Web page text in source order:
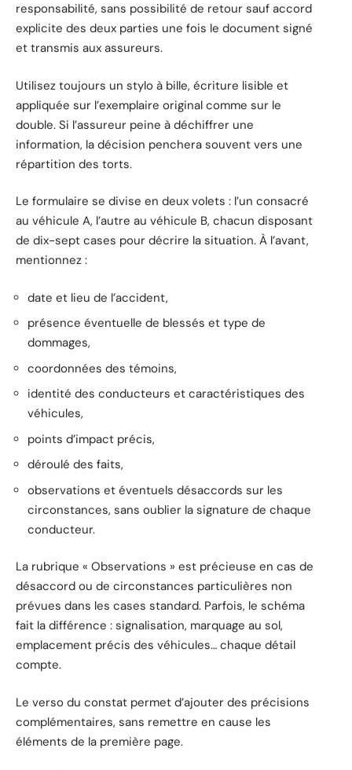
responsabilité, sans possibilité de retour sauf accord
explicite des deux parties une fois le document signé
et transmis aux assureurs.
Utilisez toujours un stylo à bille, écriture lisible et
appliquée sur l’exemplaire original comme sur le
double. Si l’assureur peine à déchiffrer une
information, la décision penchera souvent vers une
répartition des torts.
Le formulaire se divise en deux volets : l’un consacré
au véhicule A, l’autre au véhicule B, chacun disposant
de dix-sept cases pour décrire la situation. À l’avant,
mentionnez :
date et lieu de l’accident,
présence éventuelle de blessés et type de
dommages,
coordonnées des témoins,
identité des conducteurs et caractéristiques des
véhicules,
points d’impact précis,
déroulé des faits,
observations et éventuels désaccords sur les
circonstances, sans oublier la signature de chaque
conducteur.
La rubrique « Observations » est précieuse en cas de
désaccord ou de circonstances particulières non
prévues dans les cases standard. Parfois, le schéma
fait la différence : signalisation, marquage au sol,
emplacement précis des véhicules… chaque détail
compte.
Le verso du constat permet d’ajouter des précisions
complémentaires, sans remettre en cause les
éléments de la première page.